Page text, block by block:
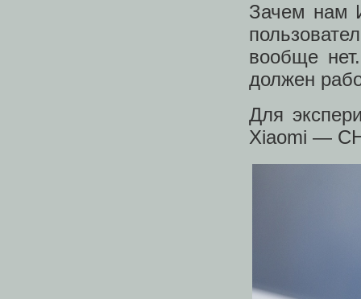
Зачем нам
вообще
должен
Для
Xiaomi —